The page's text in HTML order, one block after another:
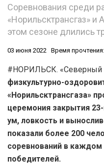
Соревнования среди
«Норильсктрансгаз» и
этом сезоне длились
03 июня 2022 Время
#НОРИЛЬСК. «Северный
физкультурно-
«Норильсктрансгаза»
церемония закрытия
ум, ловкость и
показали более 200
соревнований в
победителей.